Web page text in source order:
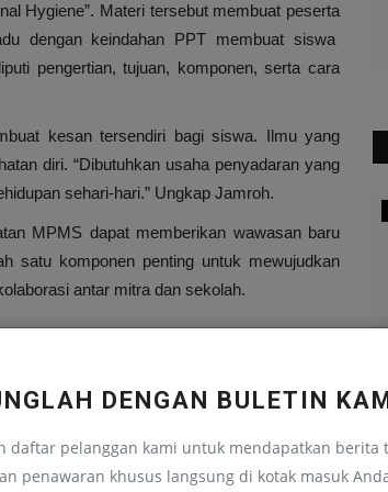
DENGAN BULETIN
daftar pelanggan kami untuk mendapatkan berita
penawaran khusus langsung di kotak masuk
Hygiene”. Materi tersebut membuat peserta
dengan keindahan PPT membuat siswa
pengertian, tujuan, komponen, serta cara
kesan tersendiri bagi siswa. Ilmu yang
diri. “Dibutuhkan usaha penyadaran yang
sehari-hari.” Ungkap Jamroh.
MPMS dapat memberikan wawasan baru
satu komponen penting untuk mewujudkan
antar mitra dan sekolah.
Dianugerahi Sandang Setia Bakti oleh
dan Ikan Emas yang Berbicara